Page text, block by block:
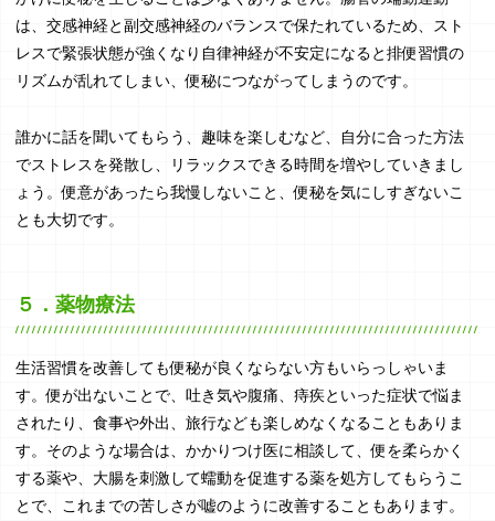
は、交感神経と副交感神経のバランスで保たれているため、スト
レスで緊張状態が強くなり自律神経が不安定になると排便習慣の
リズムが乱れてしまい、便秘につながってしまうのです。
誰かに話を聞いてもらう、趣味を楽しむなど、自分に合った方法
でストレスを発散し、リラックスできる時間を増やしていきまし
ょう。便意があったら我慢しないこと、便秘を気にしすぎないこ
とも大切です。
５．薬物療法
生活習慣を改善しても便秘が良くならない方もいらっしゃいま
す。便が出ないことで、吐き気や腹痛、痔疾といった症状で悩ま
されたり、食事や外出、旅行なども楽しめなくなることもありま
す。そのような場合は、かかりつけ医に相談して、便を柔らかく
する薬や、大腸を刺激して蠕動を促進する薬を処方してもらうこ
とで、これまでの苦しさが嘘のように改善することもあります。